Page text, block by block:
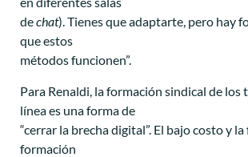
dechat). Tienes que adaptarte, pero hay
que estos
métodos funcionen”.
Para Renaldi, la formación sindical de los
línea es una forma de
“cerrar la brecha digital”. El bajo costo y
formación